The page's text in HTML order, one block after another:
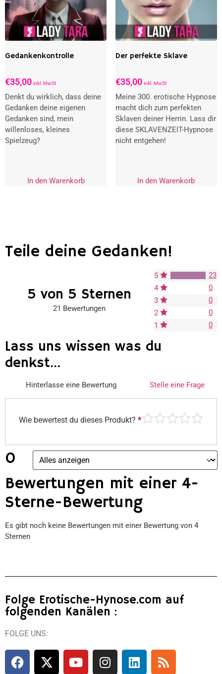
Gedankenkontrolle
Bewertet
mit
5.00
von 5
€35,00 inkl. MwSt
Denkt du wirklich, dass deine
Gedanken deine eigenen
Gedanken sind, mein
willenloses, kleines
Spielzeug?
In den Warenkorb
Der perfekte Sklave
Bewertet
mit
4.82
€35,00 inkl. MwSt
Meine 300. erotische Hypnose
macht dich zum perfekten
Sklaven deiner Herrin. Lass dir
diese SKLAVENZEIT-Hypnose
nicht entgehen!
In den Warenkorb
Teile deine Gedanken!
5 von 5 Sternen
21 Bewertungen
5
23
4
0
3
0
2
0
1
0
Lass uns wissen was du
denkst...
Hinterlasse eine Bewertung Stelle eine Frage
Wie bewertest du dieses Produkt? *
0
Bewertungen mit einer 4-
Sterne-Bewertung
Es gibt noch keine Bewertungen mit einer Bewertung von 4
Sternen
Folge Erotische-Hynose.com auf
folgenden Kanälen :
FOLGE UNS: